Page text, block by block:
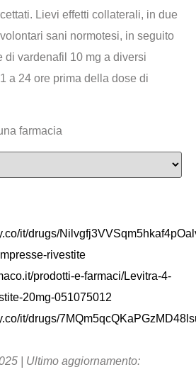
Lievi effetti collaterali, in due
sani normotesi, in seguito
di vardenafil 10 mg a diversi
a 24 ore prima della dose di
farmacia
it/drugs/
rivestite
prodotti-e-farmaci/Levitra-4-
20mg-051075012
it/drugs/
| Ultimo aggiornamento: